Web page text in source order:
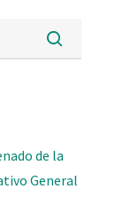
de la
General